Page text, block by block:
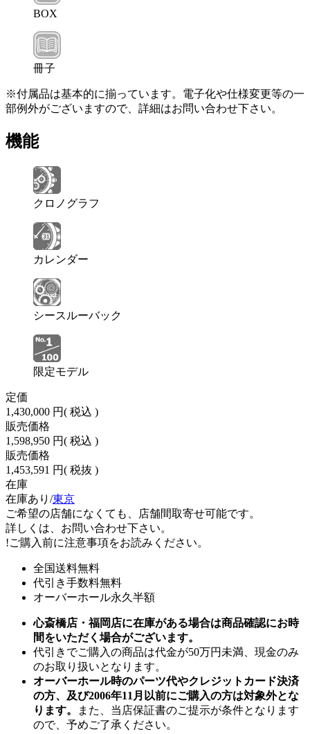
BOX
冊子
※付属品は基本的に揃っています。電子化や仕様変更等の一
部例外がございますので、詳細はお問い合わせ下さい。
機能
クロノグラフ
カレンダー
シースルーバック
限定モデル
定価
1,430,000 円( 税込 )
販売価格
1,598,950 円( 税込 )
販売価格
1,453,591 円( 税抜 )
在庫
在庫あり/東京
ご希望の店舗になくても、店舗間取寄せ可能です。
詳しくは、お問い合わせ下さい。
!ご購入前に注意事項をお読みください。
全国送料無料
代引き手数料無料
オーバーホール永久半額
心斎橋店・福岡店に在庫がある場合は商品確認にお時
間をいただく場合がございます。
代引きでご購入の商品は代金が50万円未満、現金のみ
のお取り扱いとなります。
オーバーホール時のパーツ代やクレジットカード決済
の方、及び2006年11月以前にご購入の方は対象外とな
ります。
また、当店保証書のご提示が条件となります
ので、予めご了承ください。